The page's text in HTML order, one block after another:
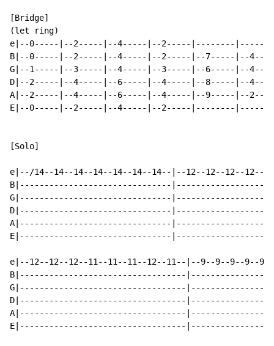
[Bridge]
(let ring)
e|--0-----|--2-----|--4-----|--2-----|--------
B|--0-----|--2-----|--4-----|--2-----|--7-----|--
G|--1-----|--3-----|--4-----|--3-----|--6-----|--
D|--2-----|--4-----|--6-----|--4-----|--8-----|--
A|--2-----|--4-----|--6-----|--4-----|--9-----|--
E|--0-----|--2-----|--4-----|--2-----|--------
[Solo]
e|--/14--14--14--14--14--14--14--|--12--12--12--12--
B|-------------------------------
G|-------------------------------
D|-------------------------------
A|-------------------------------
E|-------------------------------
e|--12--12--12--11--11--11--12--11--|--9--9--9--9--
B|----------------------------------
G|----------------------------------
D|----------------------------------
A|----------------------------------
E|----------------------------------